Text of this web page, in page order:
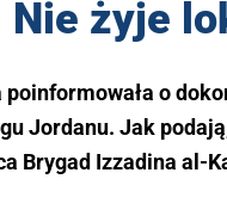
żyje
o
Jordanu. Jak
Brygad Izzadina al-